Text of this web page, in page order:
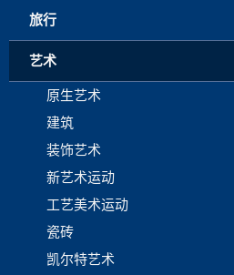
旅行
艺术
原生艺术
建筑
装饰艺术
新艺术运动
工艺美术运动
瓷砖
凯尔特艺术